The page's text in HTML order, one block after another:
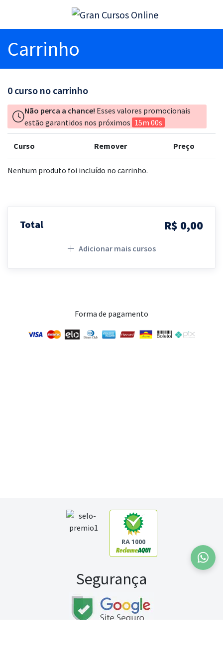
Carrinho
0 curso no carrinho
Não perca a chance! Esses valores promocionais
estão garantidos nos próximos 15m 00s
Curso Remover Preço
Nenhum produto foi incluído no carrinho.
Total R$ 0,00
Adicionar mais cursos
Forma de pagamento
RA 1000
Segurança